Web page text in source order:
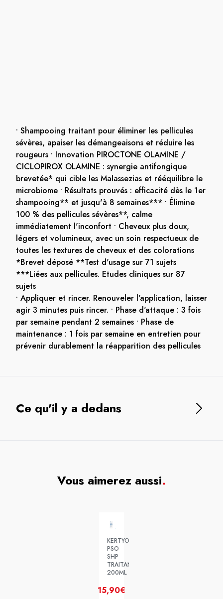
• Shampooing traitant pour éliminer les pellicules
sévères, apaiser les démangeaisons et réduire les
rougeurs • Innovation PIROCTONE OLAMINE /
CICLOPIROX OLAMINE : synergie antifongique
brevetée* qui cible les Malassezias et rééquilibre le
microbiome • Résultats prouvés : efficacité dès le 1er
shampooing** et jusqu'à 8 semaines*** • Élimine
100 % des pellicules sévères**, calme
immédiatement l'inconfort • Cheveux plus doux,
légers et volumineux, avec un soin respectueux de
toutes les textures de cheveux et des colorations
*Brevet déposé **Test d'usage sur 71 sujets
***Liées aux pellicules. Etudes cliniques sur 87
sujets
• Appliquer et rincer. Renouveler l'application, laisser
agir 3 minutes puis rincer. • Phase d'attaque : 3 fois
par semaine pendant 2 semaines • Phase de
maintenance : 1 fois par semaine en entretien pour
prévenir durablement la réapparition des pellicules
Ce qu'il y a dedans
Vous aimerez aussi.
KERTYOL
PSO
SHP
TRAITANT
200ML
15,90€